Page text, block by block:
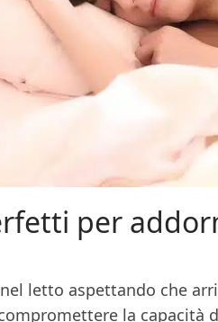
per
letto aspettando che
la capacità